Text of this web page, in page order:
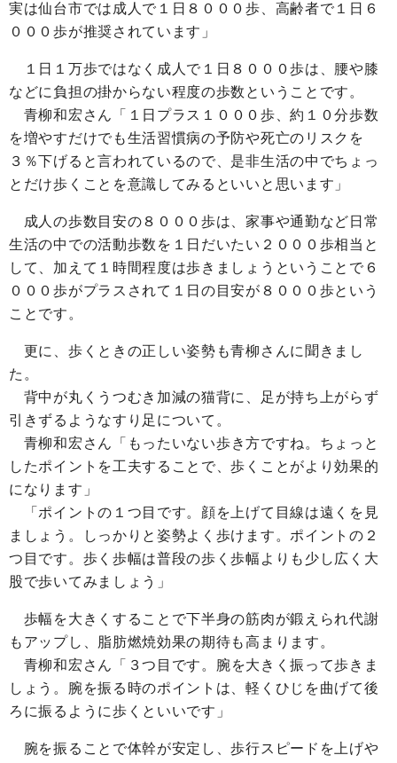
実は仙台市では成人で１日８０００歩、高齢者で１日６
０００歩が推奨されています」
１日１万歩ではなく成人で１日８０００歩は、腰や膝
などに負担の掛からない程度の歩数ということです。
青柳和宏さん
「１日プラス１０００歩、約１０分歩数
を増やすだけでも生活習慣病の予防や死亡のリスクを
３％下げると言われているので、是非生活の中でちょっ
とだけ歩くことを意識してみるといいと思います」
成人の歩数目安の８０００歩は、家事や通勤など日常
生活の中での活動歩数を１日だいたい２０００歩相当と
して、加えて１時間程度は歩きましょうということで６
０００歩がプラスされて１日の目安が８０００歩という
ことです。
更に、歩くときの正しい姿勢も青柳さんに聞きまし
た。
背中が丸くうつむき加減の猫背に、足が持ち上がらず
引きずるようなすり足について。
青柳和宏さん
「もったいない歩き方ですね。ちょっと
したポイントを工夫することで、歩くことがより効果的
になります」
「ポイントの１つ目です。顔を上げて目線は遠くを見
ましょう。しっかりと姿勢よく歩けます。ポイントの２
つ目です。歩く歩幅は普段の歩く歩幅よりも少し広く大
股で歩いてみましょう」
歩幅を大きくすることで下半身の筋肉が鍛えられ代謝
もアップし、脂肪燃焼効果の期待も高まります。
青柳和宏さん
「３つ目です。腕を大きく振って歩きま
しょう。腕を振る時のポイントは、軽くひじを曲げて後
ろに振るように歩くといいです」
腕を振ることで体幹が安定し、歩行スピードを上げや